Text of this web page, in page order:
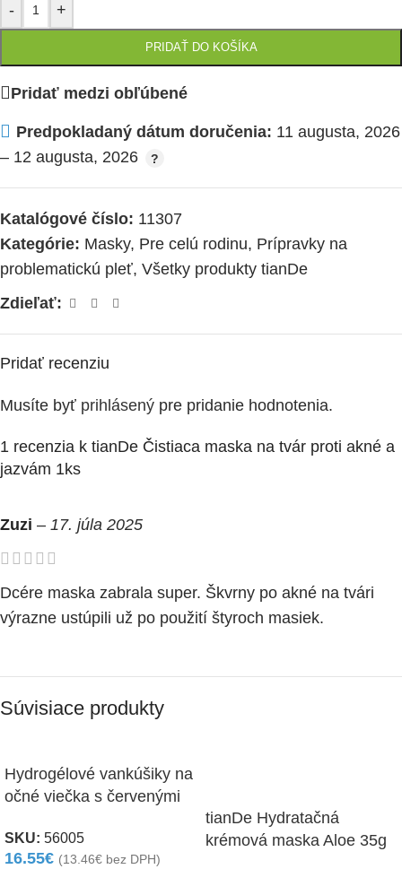
- +
PRIDAŤ DO KOŠÍKA
Pridať medzi obľúbené
Predpokladaný dátum doručenia: 11 augusta, 2026
– 12 augusta, 2026
Katalógové číslo: 11307
Kategórie: Masky, Pre celú rodinu, Prípravky na
problematickú pleť, Všetky produkty tianDe
Zdieľať:
1 recenzia k tianDe Čistiaca maska na tvár proti akné a
jazvám 1ks
Zuzi – 17. júla 2025
Dcére maska zabrala super. Škvrny po akné na tvári
výrazne ustúpili už po použití štyroch masiek.
Pridať recenziu
Musíte byť prihlásený pre pridanie hodnotenia.
Súvisiace produkty
Hydrogélové vankúšiky na
očné viečka s červenými
SKU: 56005
16.55€ (13.46€ bez DPH)
tianDe Hydratačná
krémová maska Aloe 35g